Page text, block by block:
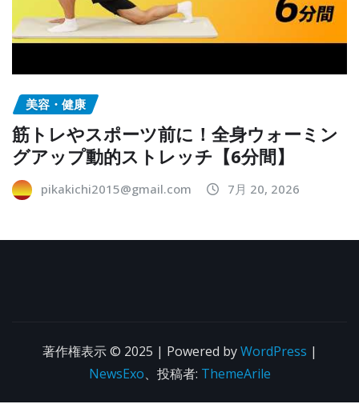
美容・健康
筋トレやスポーツ前に！全身ウォーミン
グアップ動的ストレッチ【6分間】
pikakichi2015@gmail.com 7月 20, 2026
著作権表示 © 2025 | Powered byWordPress |
NewsExo、投稿者: ThemeArile